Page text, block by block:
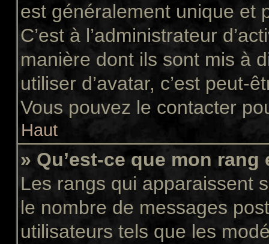
est généralement unique et
C’est à l’administrateur
manière dont ils sont mis à
utiliser d’avatar, c’est peut-
Vous pouvez le contacter
Haut
» Qu’est-ce que mon
Les rangs qui apparaissent
le nombre de messages
utilisateurs tels que les